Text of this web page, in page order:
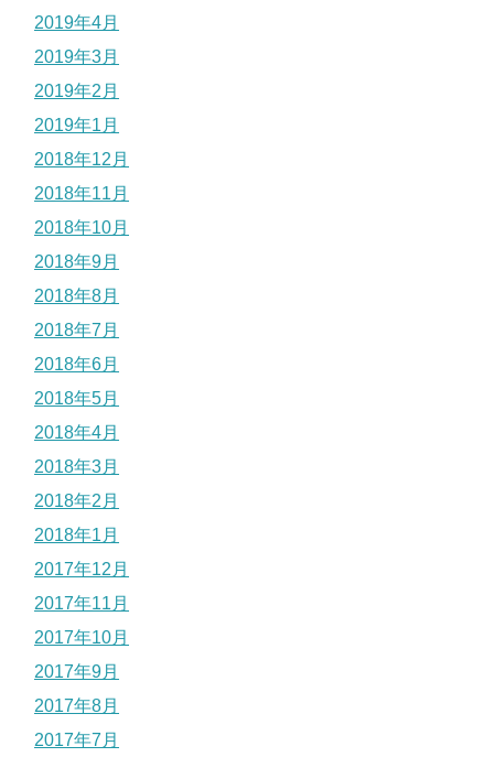
2019年4月
2019年3月
2019年2月
2019年1月
2018年12月
2018年11月
2018年10月
2018年9月
2018年8月
2018年7月
2018年6月
2018年5月
2018年4月
2018年3月
2018年2月
2018年1月
2017年12月
2017年11月
2017年10月
2017年9月
2017年8月
2017年7月